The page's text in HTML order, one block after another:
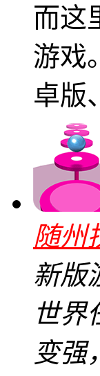
而这
游戏
卓版
随州
新版
世界
变强